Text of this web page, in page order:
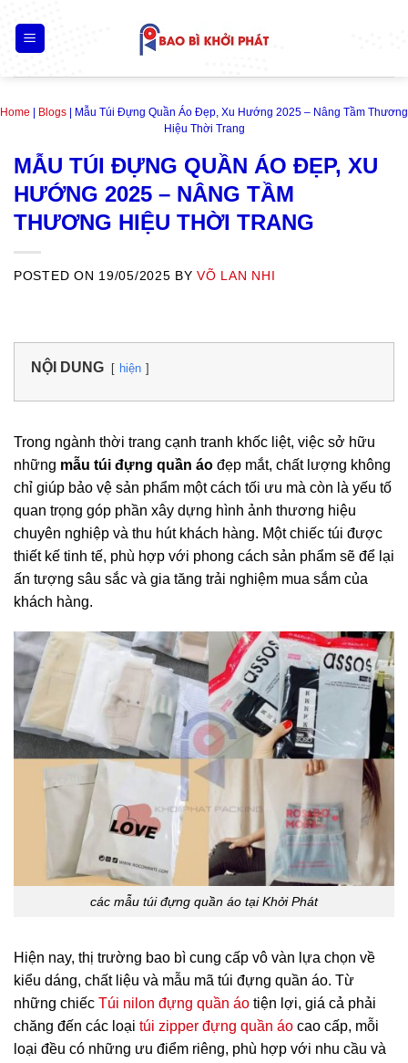
content
Home Blogs
Mẫu Túi Đựng Quần Áo Đẹp, Xu Hướng 2025 – Nâng Tầm Thương
Hiệu Thời Trang
MẪU TÚI ĐỰNG QUẦN ÁO ĐẸP, XU
HƯỚNG 2025 – NÂNG TẦM
THƯƠNG HIỆU THỜI TRANG
POSTED ON 19/05/2025 BYVÕ LAN NHI
NỘI DUNG hiện
Trong ngành thời trang cạnh tranh khốc liệt, việc sở hữu
những mẫu túi đựng quần áo đẹp mắt, chất lượng không
chỉ giúp bảo vệ sản phẩm một cách tối ưu mà còn là yếu tố
quan trọng góp phần xây dựng hình ảnh thương hiệu
chuyên nghiệp và thu hút khách hàng. Một chiếc túi được
thiết kế tinh tế, phù hợp với phong cách sản phẩm sẽ để lại
ấn tượng sâu sắc và gia tăng trải nghiệm mua sắm của
khách hàng.
các mẫu túi đựng quần áo tại Khởi Phát
Hiện nay, thị trường bao bì cung cấp vô vàn lựa chọn về
kiểu dáng, chất liệu và mẫu mã túi đựng quần áo. Từ
những chiếc Túi nilon đựng quần áo tiện lợi, giá cả phải
chăng đến các loại túi zipper đựng quần áo cao cấp, mỗi
loại đều có những ưu điểm riêng, phù hợp với nhu cầu và